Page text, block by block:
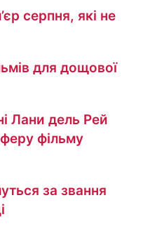
серпня, які не
для дощової
Лани дель Рей
фільму
за звання